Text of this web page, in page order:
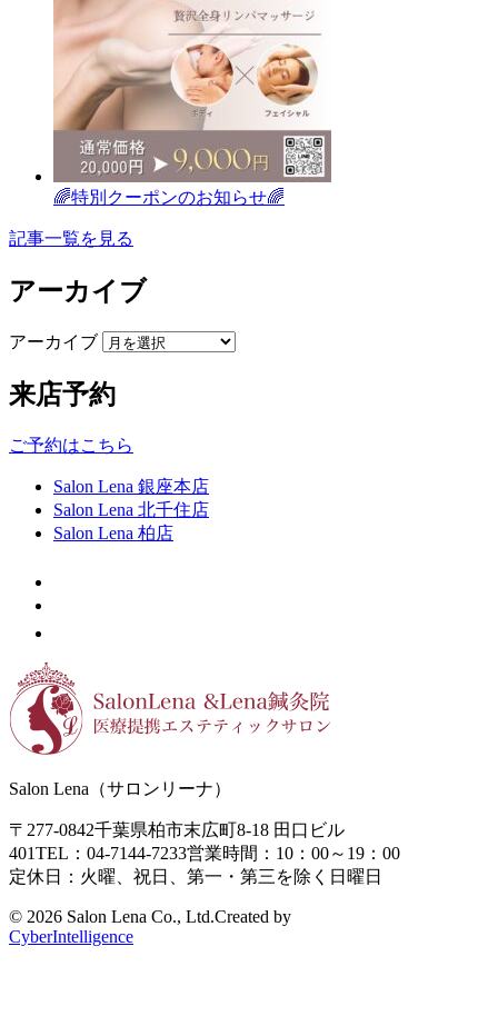
🌈特別クーポンのお知らせ🌈
記事一覧を見る
アーカイブ
アーカイブ
来店予約
ご予約はこちら
Salon Lena 銀座本店
Salon Lena 北千住店
Salon Lena 柏店
Salon Lena（サロンリーナ）
〒277-0842千葉県柏市末広町8-18 田口ビル
401TEL：04-7144-7233営業時間：10：00～19：00
定休日：火曜、祝日、第一・第三を除く日曜日
© 2026 Salon Lena Co., Ltd.Created by
CyberIntelligence